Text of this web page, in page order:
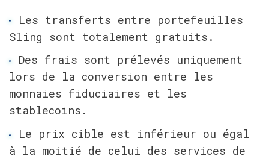
Les transferts entre portefeuilles
Sling sont totalement gratuits.
Des frais sont prélevés uniquement
lors de la conversion entre les
monnaies fiduciaires et les
stablecoins.
Le prix cible est inférieur ou égal
à la moitié de celui des services de